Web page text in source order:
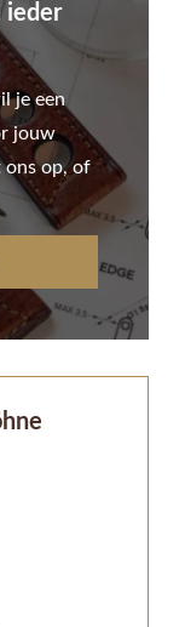
ieder
je een
jouw
ons op, of